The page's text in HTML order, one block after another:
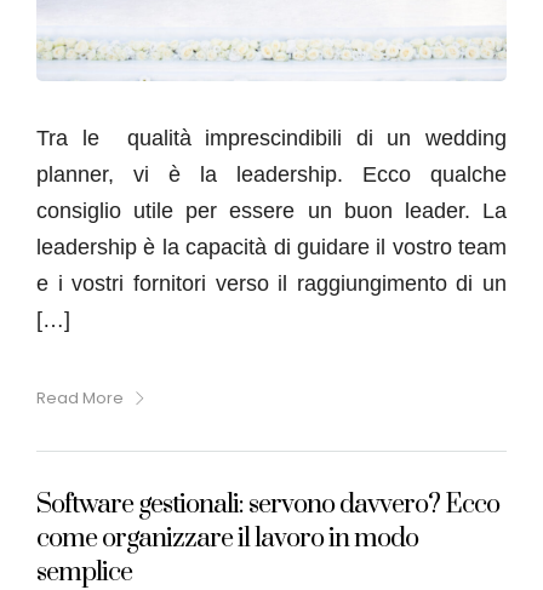
Tra le qualità imprescindibili di un wedding
planner, vi è la leadership. Ecco qualche
consiglio utile per essere un buon leader. La
leadership è la capacità di guidare il vostro team
e i vostri fornitori verso il raggiungimento di un
[…]
Read More
Software gestionali: servono davvero? Ecco
come organizzare il lavoro in modo
semplice